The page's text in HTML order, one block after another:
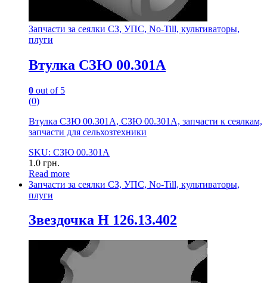
Запчасти за сеялки СЗ, УПС, No-Till, культиваторы,
плуги
Втулка СЗЮ 00.301А
0 out of 5
(0)
Втулка СЗЮ 00.301А, СЗЮ 00.301А, запчасти к сеялкам,
запчасти для сельхозтехники
SKU: СЗЮ 00.301А
1.0 грн.
Read more
Запчасти за сеялки СЗ, УПС, No-Till, культиваторы,
плуги
Звездочка Н 126.13.402